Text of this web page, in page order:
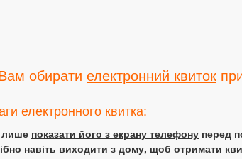
обирати електронний квиток
електронного квитка:
лише показати його з екрану телефону перед
навіть виходити з дому, щоб отримати